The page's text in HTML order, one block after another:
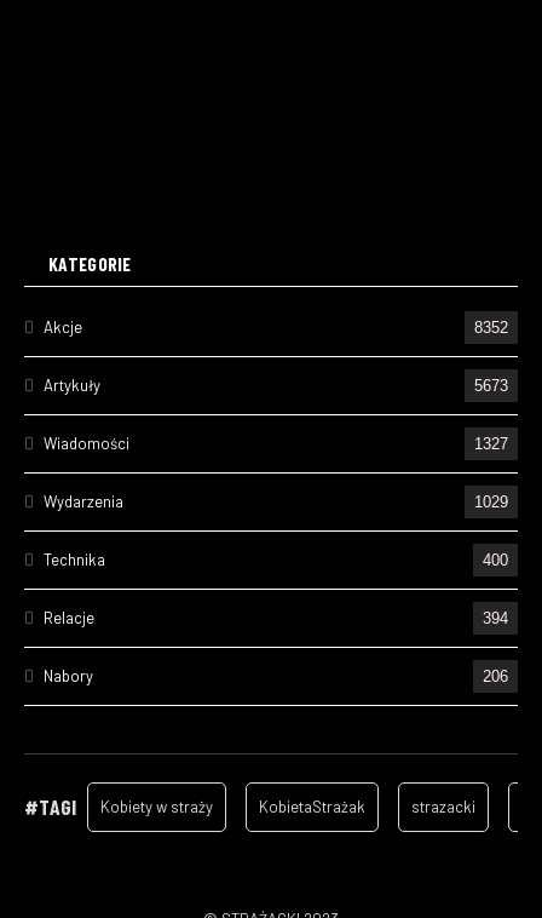
KATEGORIE
Akcje 8352
Artykuły 5673
Wiadomości 1327
Wydarzenia 1029
Technika 400
Relacje 394
Nabory 206
157
#TAGI Kobiety w straży KobietaStrażak strazacki